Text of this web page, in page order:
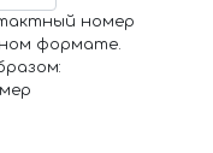
номер
формате.